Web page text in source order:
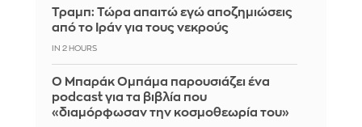
Τραμπ: Τώρα απαιτώ εγώ αποζημιώσεις
από το Ιράν για τους νεκρούς
IN 2 HOURS
Ο Μπαράκ Ομπάμα παρουσιάζει ένα
podcast για τα βιβλία που
«διαμόρφωσαν την κοσμοθεωρία του»